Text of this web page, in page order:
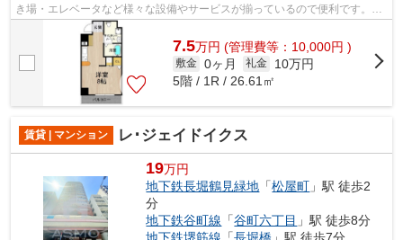
き場・エレベータなど様々な設備やサービスが揃っているので便利です。こ
ちらは初期費用をカードでお支払いいた...
7.5万円 (管理費等：10,000円 )
敷金 0ヶ月 礼金
10万円
5階 / 1R / 26.61㎡
賃貸 | マンション レ･ジェイドイクス
19万円
地下鉄長堀鶴見緑地 「松屋町 」駅 徒歩2
分
地下鉄谷町線 「谷町六丁目 」駅 徒歩8分
地下鉄堺筋線 「長堀橋 」駅 徒歩7分